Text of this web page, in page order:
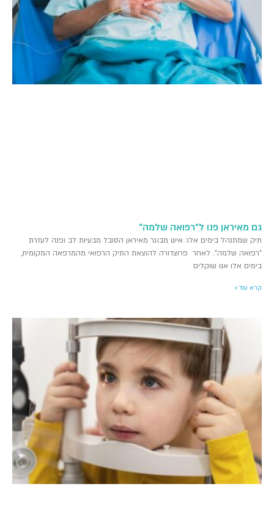
גם מאיראן פנו ל"רפואה שלמה"
תיק שמתנהל בימים אלו: איש מבוגר מאיראן הסובל מבעיות לב ופנה לעזרת
"רפואה שלמה". לאחר פרוצדורה להוצאת התיק הרפואי מהמרפאה המקומית,
בימים אלו אנו שוקלים
קרא עוד »